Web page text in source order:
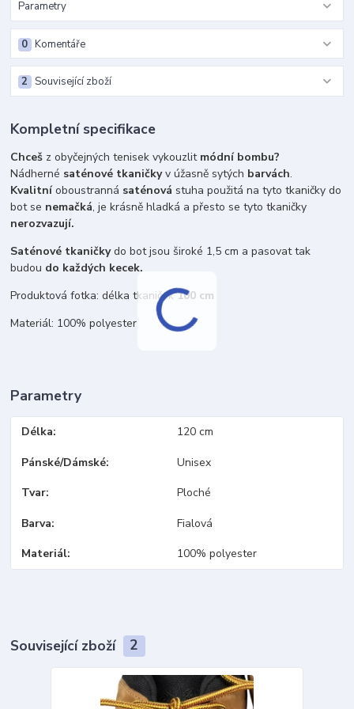
Parametry
Komentáře
0
Související zboží
2
Kompletní specifikace
Chceš z obyčejných tenisek vykouzlit módní bombu?
Nádherné saténové tkaničkyv úžasně sytých barvách.
Kvalitníoboustranná saténová stuha použitá na tyto tkaničky do
bot se nemačká, je krásně hladká a přesto se tyto tkaničky
nerozvazují.
Saténové tkaničkydo bot jsou široké 1,5 cm a pasovat tak
budou do každých kecek.
Produktová fotka: délka tkaniček100 cm
Materiál: 100% polyester
Parametry
Délka 120 cm
Pánské/Dámské Unisex
Tvar Ploché
Barva Fialová
Materiál 100% polyester
Související zboží 2